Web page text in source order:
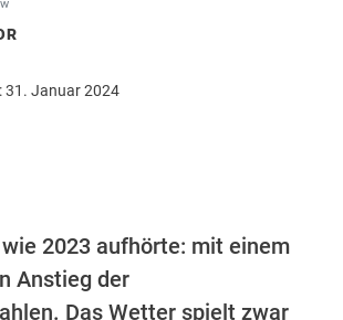
31. Januar 2024
2023 aufhörte: mit einem
Anstieg der
Das Wetter spielt zwar